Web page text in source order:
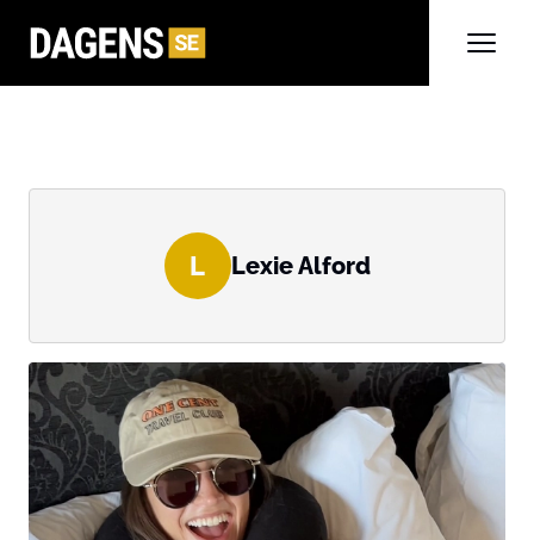
L Lexie Alford